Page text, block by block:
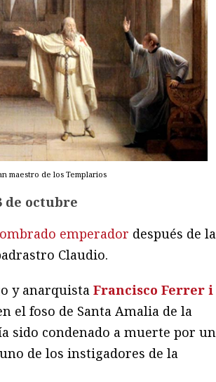
maestro de los Templarios
de octubre
emperador después de la
Claudio.
y anarquista Francisco Ferrer i
el foso de Santa Amalia de la
sido condenado a muerte por un
de los instigadores de la